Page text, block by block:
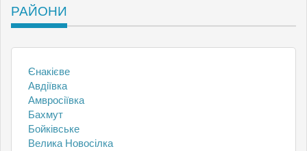
РАЙОНИ
Єнакієве
Авдіївка
Амвросіївка
Бахмут
Бойківське
Велика Новосілка